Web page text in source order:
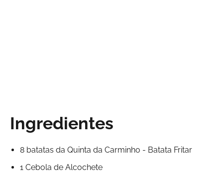
Ingredientes
8 batatas da Quinta da Carminho - Batata Fritar
1 Cebola de Alcochete